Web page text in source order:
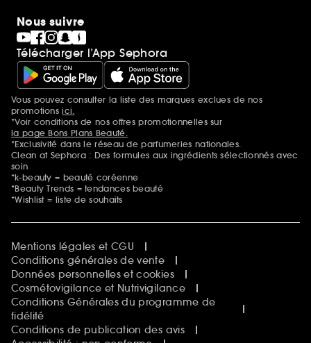
Nous suivre
Télécharger l’App Sephora
Mentions additionnelles
Vous pouvez consulter la liste des marques exclues de nos
promotionsici.
*Voir conditions de nos offres promotionnelles sur
la page Bons Plans Beauté.
*Exclusivité dans le réseau de parfumeries nationales.
Clean at Sephora : Des formules aux ingrédients sélectionnés avec
soin
*k-beauty = beauté coréenne
*Beauty Trends = tendances beauté
*Wishlist = liste de souhaits
Mentions légales et CGU
Conditions générales de vente
Données personnelles et cookies
Cosmétovigilance et Nutrivigilance
Conditions Générales du programme de
fidélité
Conditions de publication des avis